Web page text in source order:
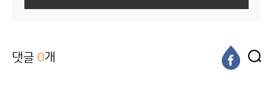
댓글 0개